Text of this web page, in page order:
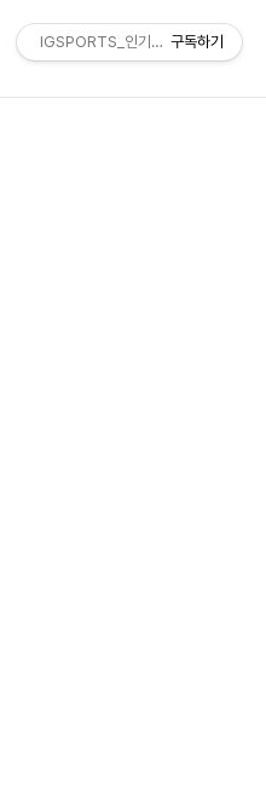
IGSPORTS_인기스포츠구독하기